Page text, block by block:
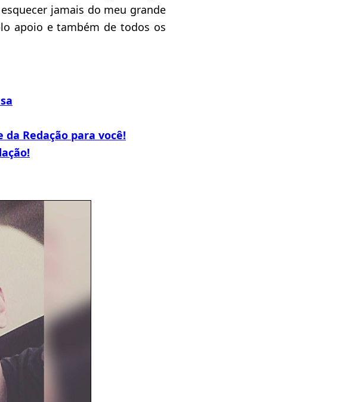
jamais do meu grande
apoio e também de todos os
da Redação para você!